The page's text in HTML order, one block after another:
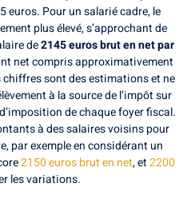
euros. Pour un salarié cadre, le
plus élevé, s’approchant de
de2145 euros brut en net par
net compris approximativement
chiffres sont des estimations et ne
à la source de l’impôt sur
de chaque foyer fiscal.
à des salaires voisins pour
par exemple en considérant un
2150 euros brut en net, et2200
les variations.